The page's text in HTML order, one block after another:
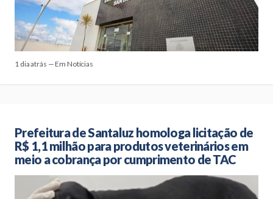
1 dia atrás — Em Notícias
Prefeitura de Santaluz homologa licitação de
R$ 1,1 milhão para produtos veterinários em
meio a cobrança por cumprimento de TAC